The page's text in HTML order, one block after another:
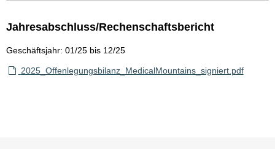
Jahresabschluss/Rechenschaftsbericht
Geschäftsjahr: 01/25 bis 12/25
2025_Offenlegungsbilanz_MedicalMountains_signiert.pdf